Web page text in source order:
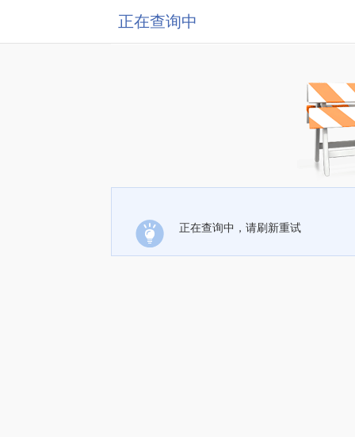
正在查询中
正在查询中，请刷新重试